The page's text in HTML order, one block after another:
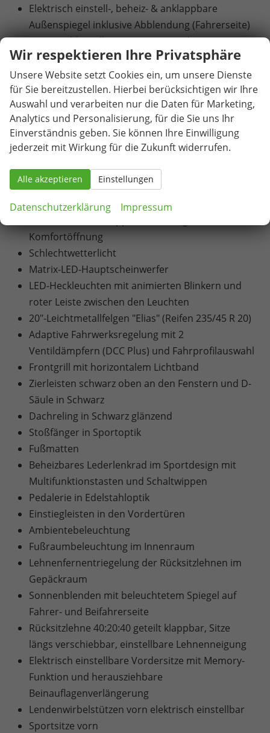
Elektrisch einstell-, beheiz- & anklappbare
Außenspiegel inklusive Abblendung (Fahrerseite)
KESSY(Schlüsselloses Zugangs- und Start-Stopp-
System) und SAFE-System
Diebstahlwarnanlage mit
Innenraumüberwachung
Akustikverglasung in den vorderen
Seitenscheiben und Sunset (Heck- und hintere
Seitenscheiben dunkel getönt)
Klimaanlage Climatronic (3-Zonen)
Beheizbare Vordersitze
Elektrisch betätigte Kindersicherung für die
hinteren Türen und Fenster
Komfortöffnung
Schlechtwetterlicht
Matrix-LED-Hauptscheinwerfer
LED-Heckleuchten mit animierten Blinkern und
roter Leiste zwischen den Leuchten
20"-Leichtmetallfelgen "Elias" (Reifen 235/45 R 20)
Adaptive Fahrwerksregelung mit 2
Ventildämpfern (DCC Plus) und Fahrprofilauswahl
Frontgrill mit horizontalem Lichtband
Zierleisten schwarz oben an den Fenstern und D-
Säule in Schwarz
Dachreling in Schwarz glänzend
Stoßfänger in Sportoptik
Fußmatten
Beheizbares Lederlenkrad im Sportdesign mit
Multifunktionstasten und Schaltwippen
Pedalerie in Edelstahloptik
Einstiegleisten in den Vordertüren
Ambientebeleuchtung
Fußraumbeleuchtung im Innenraum
Lehnenfernentriegelung der Rücksitzlehnen im
Gepäckraum
Sonnenblenden mit beleuchtetem Spiegel auf
Fahrer- und Beifahrerseite
Rücksitzlehne 40:20:40 geteilt klappbar, Sitze
längs verschiebbar, einstellbare Lehnenneigung
Elektrisch einstellbare Vordersitze mit Memory-
Funktion und herausziehbare
Beinauflagenverlängerung
Lendenwirbelstützen vorn elektrisch einstellbar
Sportsitze vorn
Wir respektieren Ihre Privatsphäre
Unsere Website setzt Cookies ein, um unsere Dienste
für Sie bereitzustellen. Hierbei berücksichtigen wir Ihre
Auswahl und verarbeiten nur die Daten für Marketing,
Analytics und Personalisierung, für die Sie uns Ihr
Einverständnis geben. Sie können Ihre Einwilligung
jederzeit mit Wirkung für die Zukunft widerrufen.
Alle akzeptieren Einstellungen
Datenschutzerklärung Impressum